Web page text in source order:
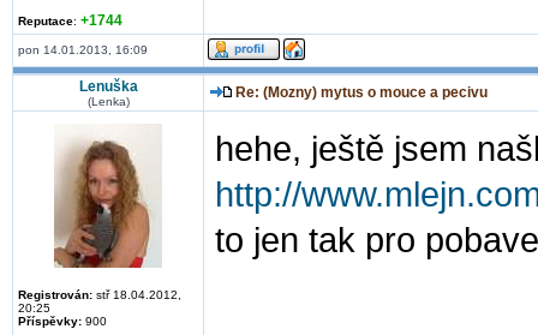
Reputace: +1744
pon 14.01.2013, 16:09
Lenuška
(Lenka)
Re: (Mozny) mytus o mouce a pecivu
Registrován: stř 18.04.2012,
20:25
Příspěvky: 900
hehe, ještě jsem
http://
to jen tak pro